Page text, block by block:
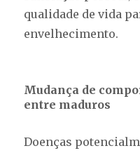
qualidade de vida
envelhecimento.
Mudança de
entre maduros
Doenças